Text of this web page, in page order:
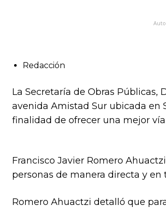
Redacción
La Secretaría de Obras Públicas,
avenida Amistad Sur ubicada en
finalidad de ofrecer una mejor
Francisco Javier Romero
personas de manera directa y
Romero Ahuactzi detalló que